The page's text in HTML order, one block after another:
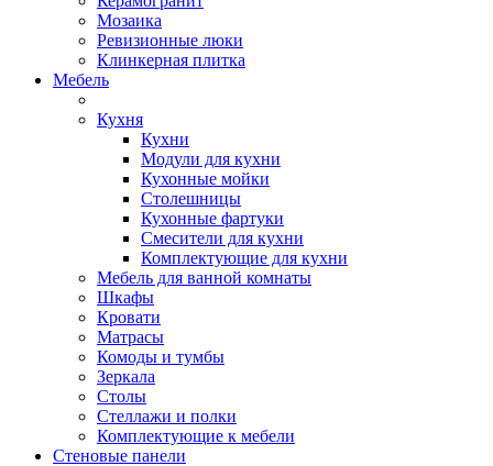
Мозаика
Ревизионные люки
Клинкерная плитка
Мебель
Кухня
Кухни
Модули для кухни
Кухонные мойки
Столешницы
Кухонные фартуки
Смесители для кухни
Комплектующие для кухни
Мебель для ванной комнаты
Шкафы
Кровати
Матрасы
Комоды и тумбы
Зеркала
Столы
Стеллажи и полки
Комплектующие к мебели
Стеновые панели